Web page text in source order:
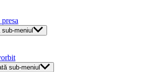
meniul
sub-meniul